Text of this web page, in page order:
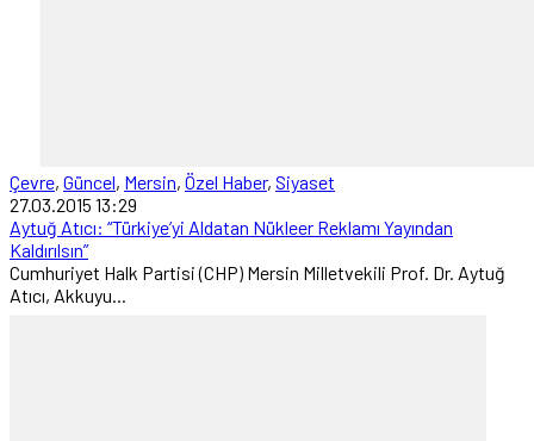
Çevre, Güncel, Mersin, Özel Haber, Siyaset
27.03.2015 13:29
Aytuğ Atıcı: “Türkiye’yi Aldatan Nükleer Reklamı Yayından
Kaldırılsın”
Cumhuriyet Halk Partisi (CHP) Mersin Milletvekili Prof. Dr. Aytuğ
Atıcı, Akkuyu...